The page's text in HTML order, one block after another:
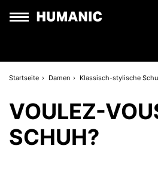
Startseite Damen Klassisch-stylische
VOULEZ-
SCHUH?